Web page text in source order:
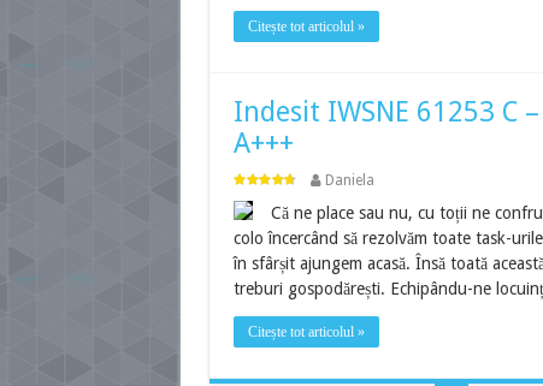
Citește tot articolul »
Indesit IWSNE 61253 C
A+++
Daniela
Că ne place sau nu, cu toții ne
colo încercând să rezolvăm toate task-
în sfârșit ajungem acasă. Însă toată
treburi gospodărești. Echipându-ne
Citește tot articolul »